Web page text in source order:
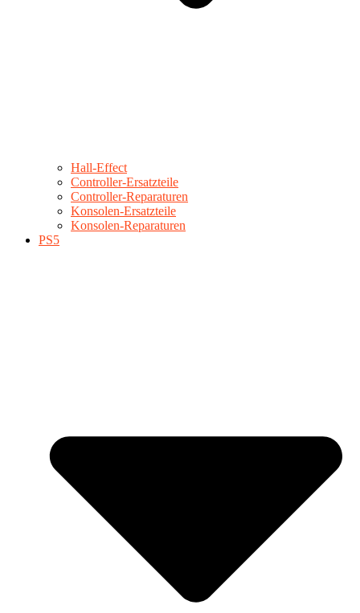
Hall-Effect
Controller-Ersatzteile
Controller-Reparaturen
Konsolen-Ersatzteile
Konsolen-Reparaturen
PS5